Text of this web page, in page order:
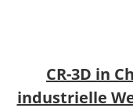
CR-3D in
industrielle